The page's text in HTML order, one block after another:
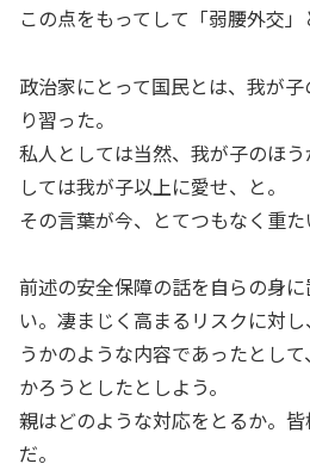
この点をもってして「弱腰外交」
政治家にとって国民とは、我が
り習った。
私人としては当然、我が子のほ
しては我が子以上に愛せ、と。
その言葉が今、とてつもなく重た
前述の安全保障の話を自らの身
い。凄まじく高まるリスクに対
うかのような内容であったとし
かろうとしたとしよう。
親はどのような対応をとるか。皆
だ。